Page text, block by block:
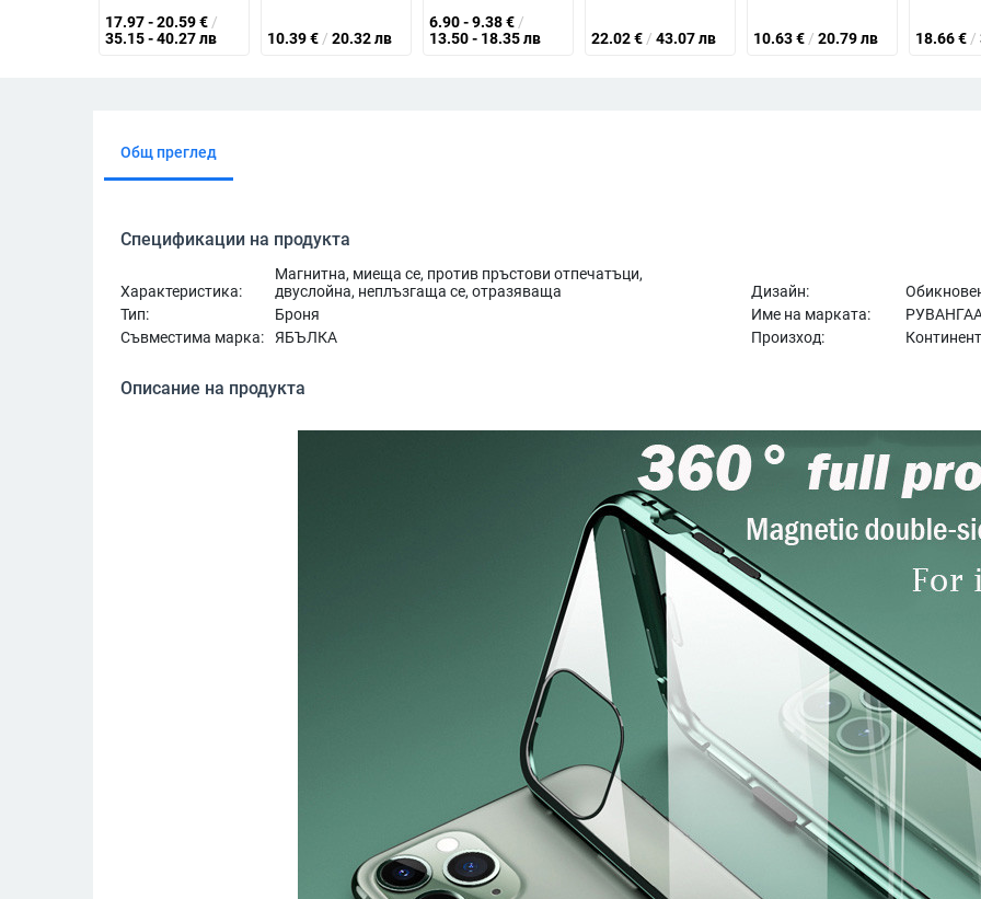
17.97 - 20.59€ /
35.15 - 40.27 лв
10.39€ / 20.32 лв
6.90 - 9.38€ /
13.50 - 18.35 лв
22.02€ / 43.07 лв 10.63€ / 20.79 лв 18.66€ /
Общ преглед
Спецификации на продукта
Характеристика:
Магнитна, миеща се, против пръстови отпечатъци,
двуслойна, неплъзгаща се, отразяваща
Дизайн:
Тип:
Броня Име на марката:
Съвместима марка:
ЯБЪЛКА Произход:
Описание на продукта